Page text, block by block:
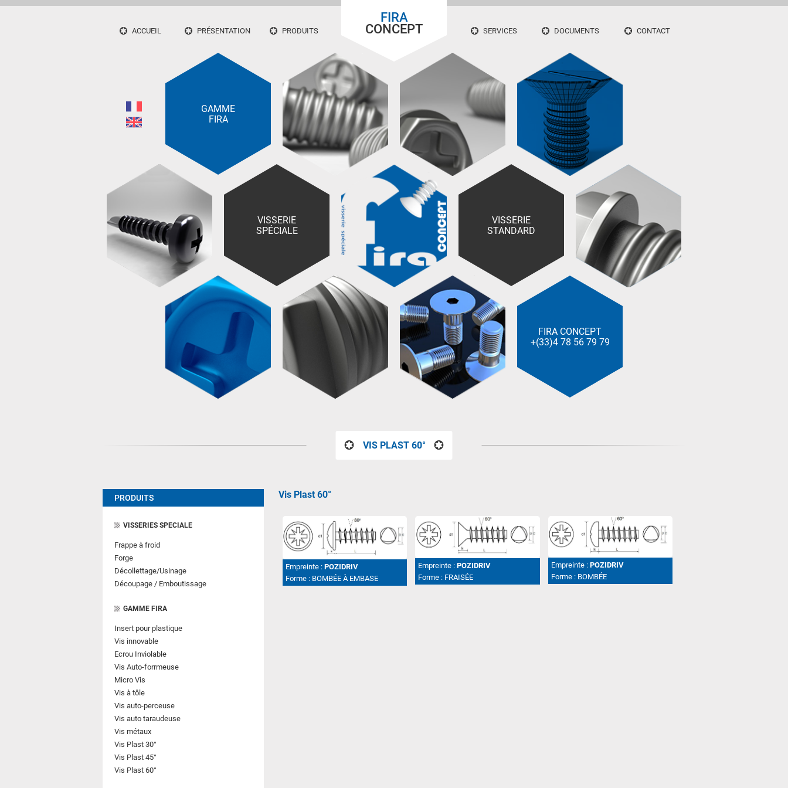
ACCUEIL PRÉSENTATION PRODUITS
FIRA
CONCEPT
SERVICES DOCUMENTS CONTACT
GAMME
FIRA
VISSERIE
SPÉCIALE
VISSERIE
STANDARD
FIRA CONCEPT
+(33)4 78 56 79 79
VIS PLAST 60°
PRODUITS
VISSERIES SPECIALE
Frappe à froid
Forge
Décollettage/Usinage
Découpage / Emboutissage
GAMME FIRA
Insert pour plastique
Vis innovable
Ecrou Inviolable
Vis Auto-forrmeuse
Micro Vis
Vis à tôle
Vis auto-perceuse
Vis auto taraudeuse
Vis métaux
Vis Plast 30°
Vis Plast 45°
Vis Plast 60°
Vis Plast 60°
Empreinte : POZIDRIV
Forme : BOMBÉE À EMBASE
Empreinte :POZIDRIV
Forme : FRAISÉE
Empreinte : POZIDRIV
Forme : BOMBÉE